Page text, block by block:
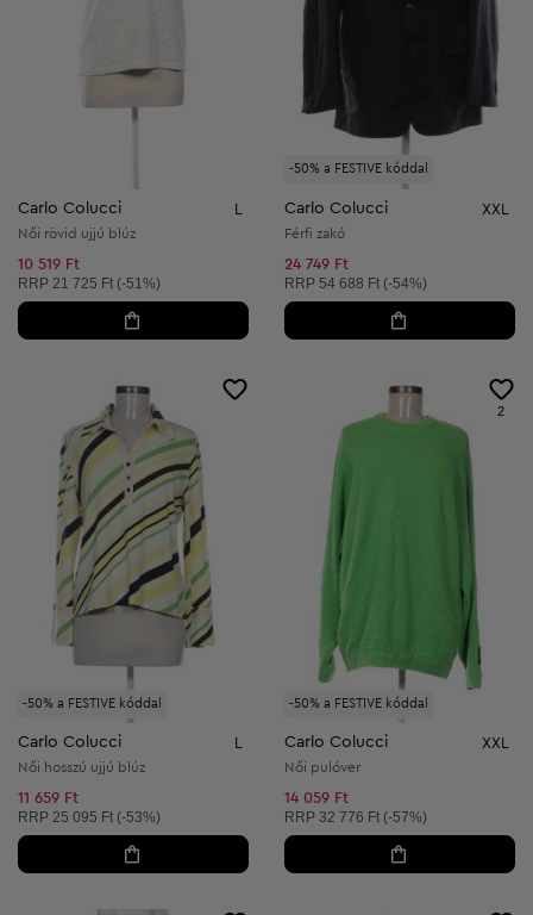
Carlo Colucci
Női rövid ujjú blúz
10 519 Ft
Ajánlott ár:
RRP 21 725 Ft (-51%)
-50% a FESTIVE kóddal
Carlo Colucci XXL
Férfi zakó
24 749 Ft
Ajánlott ár:
RRP 54 688 Ft (-54%)
-50% a FESTIVE kóddal
Carlo Colucci
Női hosszú ujjú blúz
11 659 Ft
Ajánlott ár:
RRP 25 095 Ft (-53%)
-50% a FESTIVE kóddal
2
Carlo Colucci XXL
Női pulóver
14 059 Ft
Ajánlott ár:
RRP 32 776 Ft (-57%)